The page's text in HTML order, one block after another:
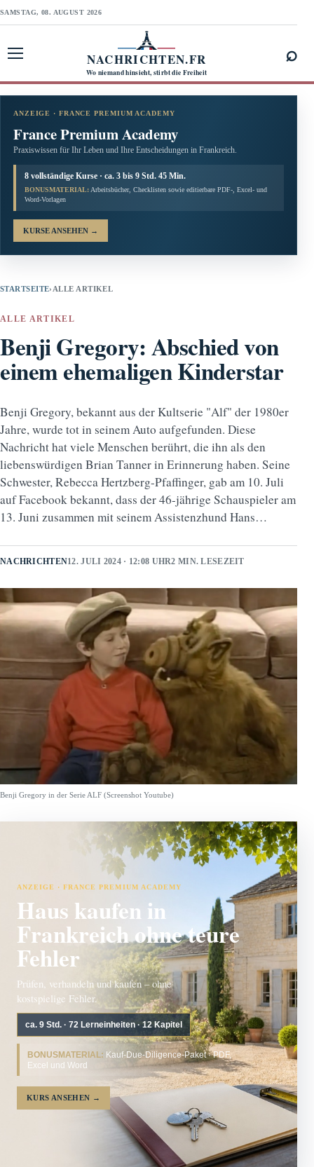
SAMSTAG, 08. AUGUST 2026
NACHRICHTEN.FR
Wo niemand hinsieht, stirbt die Freiheit
⌕
ANZEIGE · FRANCE PREMIUM ACADEMY
France Premium Academy
Praxiswissen für Ihr Leben und Ihre Entscheidungen in Frankreich.
8 vollständige Kurse · ca. 3 bis 9 Std. 45 Min.
BONUSMATERIAL: Arbeitsbücher, Checklisten sowie editierbare PDF-, Excel- und
Word-Vorlagen
KURSE ANSEHEN →
STARTSEITE› ALLE ARTIKEL
ALLE ARTIKEL
Benji Gregory: Abschied von
einem ehemaligen Kinderstar
Benji Gregory, bekannt aus der Kultserie "Alf" der 1980er
Jahre, wurde tot in seinem Auto aufgefunden. Diese
Nachricht hat viele Menschen berührt, die ihn als den
liebenswürdigen Brian Tanner in Erinnerung haben. Seine
Schwester, Rebecca Hertzberg-Pfaffinger, gab am 10. Juli
auf Facebook bekannt, dass der 46-jährige Schauspieler am
13. Juni zusammen mit seinem Assistenzhund Hans…
NACHRICHTEN12. JULI 2024 · 12:08 UHR2 MIN. LESEZEIT
Benji Gregory in der Serie ALF (Screenshot Youtube)
ANZEIGE · FRANCE PREMIUM ACADEMY
Haus kaufen in
Frankreich ohne teure
Fehler
Prüfen, verhandeln und kaufen – ohne
kostspielige Fehler.
ca. 9 Std. · 72 Lerneinheiten · 12 Kapitel
BONUSMATERIAL: Kauf-Due-Diligence-Paket · PDF,
Excel und Word
KURS ANSEHEN →